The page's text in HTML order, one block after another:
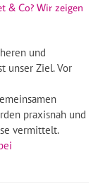
& Co? Wir zeigen
und
unser Ziel. Vor
praxisnah und
vermittelt.